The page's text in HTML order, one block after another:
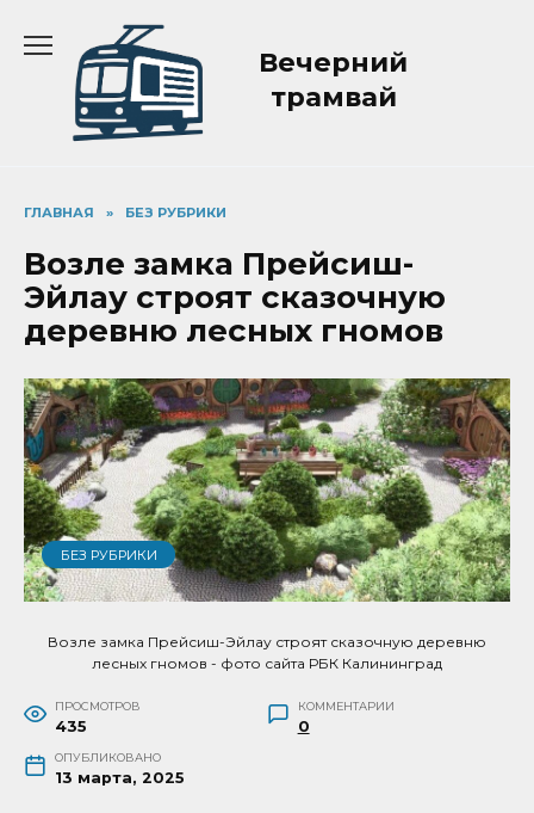
содержанию
Вечерний
трамвай
ГЛАВНАЯ » БЕЗ РУБРИКИ
Возле замка Прейсиш-
Эйлау строят сказочную
деревню лесных гномов
БЕЗ РУБРИКИ
Возле замка Прейсиш-Эйлау строят сказочную деревню
лесных гномов - фото сайта РБК Калининград
ПРОСМОТРОВ
435
КОММЕНТАРИИ
0
ОПУБЛИКОВАНО
13 марта, 2025